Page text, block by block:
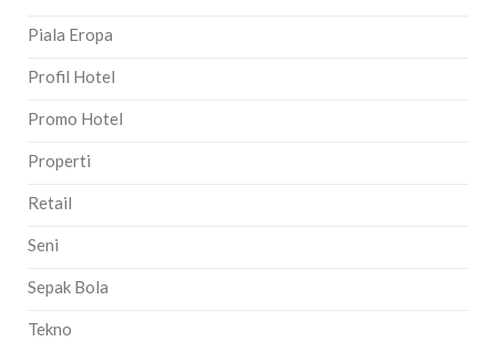
Piala Eropa
Profil Hotel
Promo Hotel
Properti
Retail
Seni
Sepak Bola
Tekno